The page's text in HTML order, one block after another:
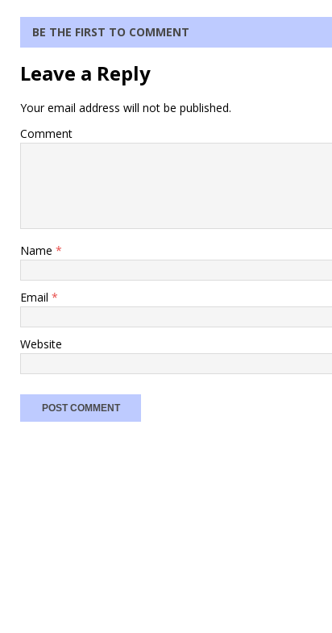
BE THE FIRST TO COMMENT
Leave a Reply
Your email address will not be published.
Comment
Name *
Email *
Website